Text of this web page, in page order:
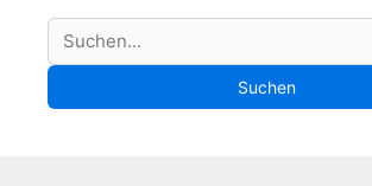
S
u
c
Suchen
Suchen